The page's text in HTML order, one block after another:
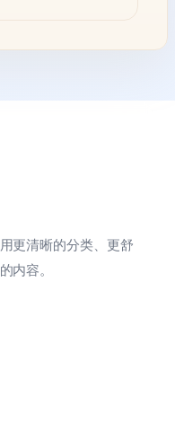
更清晰的分类、更舒
内容。